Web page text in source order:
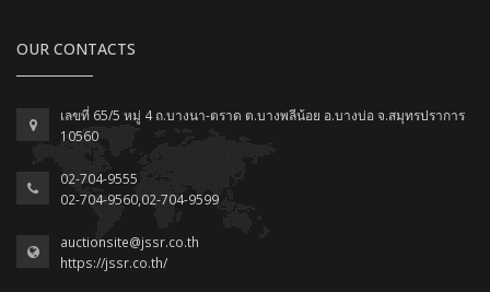
OUR CONTACTS
เลขที่ 65/5 หมู่ 4 ถ.บางนา-ตราด ต.บางพลีน้อย อ.บางบ่อ จ.สมุทรปราการ
10560
02-704-9555
02-704-9560,02-704-9599
auctionsite@jssr.co.th
https://jssr.co.th/